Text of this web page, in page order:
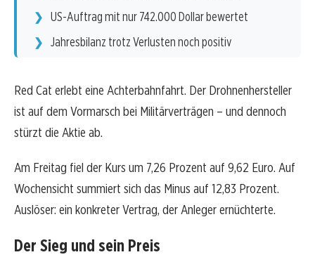
US-Auftrag mit nur 742.000 Dollar bewertet
Jahresbilanz trotz Verlusten noch positiv
Red Cat erlebt eine Achterbahnfahrt. Der Drohnenhersteller
ist auf dem Vormarsch bei Militärverträgen – und dennoch
stürzt die Aktie ab.
Am Freitag fiel der Kurs um 7,26 Prozent auf 9,62 Euro. Auf
Wochensicht summiert sich das Minus auf 12,83 Prozent.
Auslöser: ein konkreter Vertrag, der Anleger ernüchterte.
Der Sieg und sein Preis